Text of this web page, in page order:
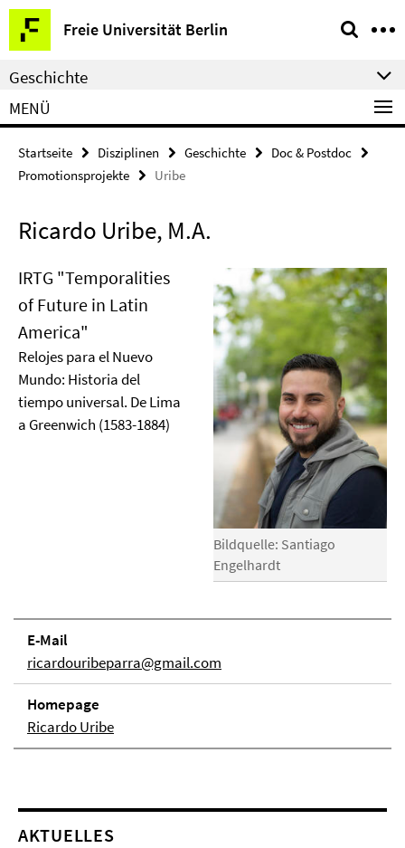
Springe
direkt
zu
Inhalt
Freie Universität Berlin
Service-
Navigation
Geschichte
MENÜ
Startseite Disziplinen Geschichte
Doc & Postdoc
Promotionsprojekte
Uribe
Ricardo Uribe, M.A.
Bildquelle: Santiago
Engelhardt
IRTG "Temporalities
of Future in Latin
America"
Relojes para el Nuevo
Mundo: Historia del
tiempo universal. De Lima
a Greenwich (1583-1884)
E-Mail
ricardouribeparra@gmail.com
Homepage
Ricardo Uribe
AKTUELLES